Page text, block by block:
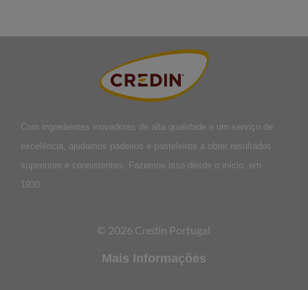
Com ingredientes inovadores de alta qualidade e um serviço de
excelência, ajudamos padeiros e pasteleiros a obter resultados
superiores e consistentes. Fazemos isso desde o início, em
1930.
© 2026 Credin Portugal
Mais Informações